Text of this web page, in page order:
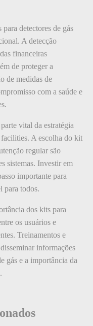
detectores de gás
A detecção
financeiras
de proteger a
de medidas de
com a saúde e
vital da estratégia
A escolha do kit
regular são
sistemas. Investir em
importante para
para todos.
dos kits para
os usuários e
Treinamentos e
informações
gás e a importância da